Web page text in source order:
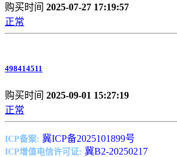
购买时间 2025-07-27 17:19:57
正常
498414511
购买时间 2025-09-01 15:27:19
正常
ICP备案: 冀ICP备2025101899号
ICP增值电信许可证: 冀B2-20250217